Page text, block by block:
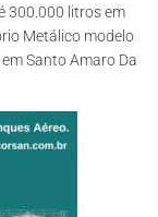
300.000 litros em
Metálico modelo
Santo Amaro Da